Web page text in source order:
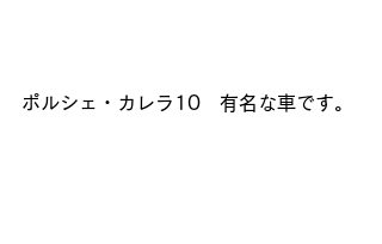
ポルシェ・カレラ10　有名な車です。